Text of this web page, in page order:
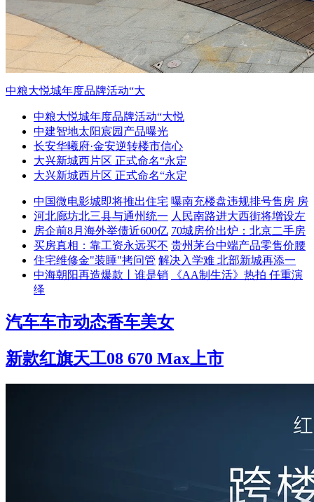
中粮大悦城年度品牌活动“大
中粮大悦城年度品牌活动“大悦
中建智地太阳宸园产品曝光
长安华曦府·金安逆转楼市信心
大兴新城西片区 正式命名“永定
大兴新城西片区 正式命名“永定
中国微电影城即将推出住宅 曝南充楼盘违规排号售房 房
河北廊坊北三县与通州统一 人民南路进大西街将增设左
房企前8月海外举债近600亿 70城房价出炉：北京二手房
买房真相：靠工资永远买不 贵州茅台中端产品零售价腰
住宅维修金"装睡"拷问管 解决入学难 北部新城再添一
中海朝阳再造爆款丨谁是销
《AA制生活》热拍 任重演
绎
汽车车市动态香车美女
新款红旗天工08 670 Max上市